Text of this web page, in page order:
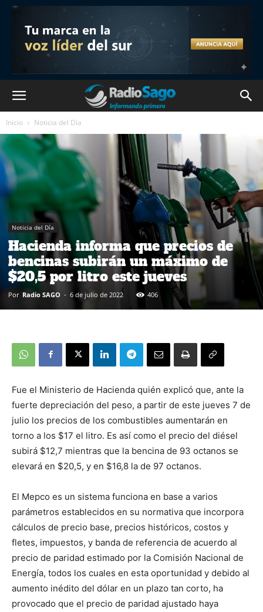
Inicio Noticia del Día
Noticia del Día
Hacienda informa que precios de
bencinas subirán un máximo de
$20,5 por litro este jueves
Por Radio SAGO - 6 de julio de 2022 406
Fue el Ministerio de Hacienda quién explicó que, ante la
fuerte depreciación del peso, a partir de este jueves 7 de
julio los precios de los combustibles aumentarán en
torno a los $17 el litro. Es así como el precio del diésel
subirá $12,7 mientras que la bencina de 93 octanos se
elevará en $20,5, y en $16,8 la de 97 octanos.
El Mepco es un sistema funciona en base a varios
parámetros establecidos en su normativa que incorpora
cálculos de precio base, precios históricos, costos y
fletes, impuestos, y banda de referencia de acuerdo al
precio de paridad estimado por la Comisión Nacional de
Energía, todos los cuales en esta oportunidad y debido al
aumento inédito del dólar en un plazo tan corto, ha
provocado que el precio de paridad ajustado haya